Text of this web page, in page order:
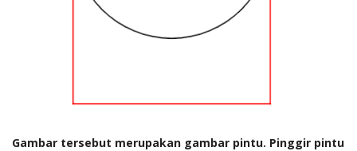
Gambar tersebut merupakan gambar pintu. Pinggir pintu